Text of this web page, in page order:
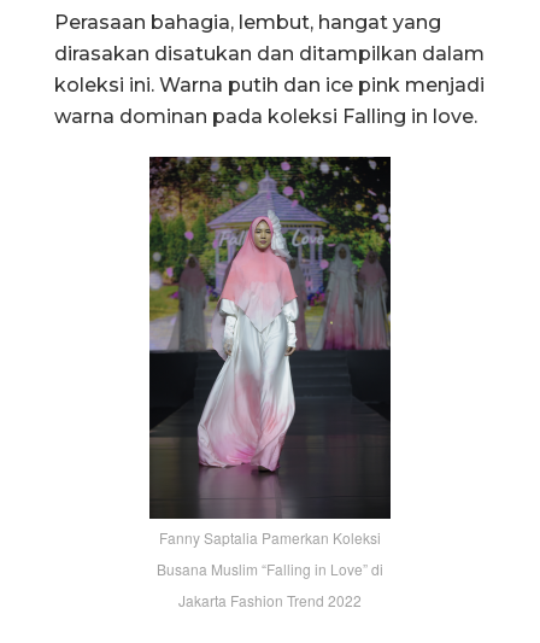
Perasaan bahagia, lembut, hangat yang
dirasakan disatukan dan ditampilkan dalam
koleksi ini. Warna putih dan ice pink menjadi
warna dominan pada koleksi Falling in love.
Fanny Saptalia Pamerkan Koleksi
Busana Muslim “Falling in Love” di
Jakarta Fashion Trend 2022